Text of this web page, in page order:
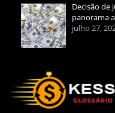
Decisão de
panorama
julho 27,